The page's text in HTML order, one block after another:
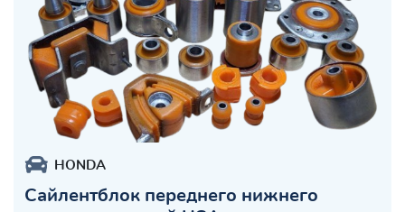
HONDA
Сайлентблок переднего нижнего